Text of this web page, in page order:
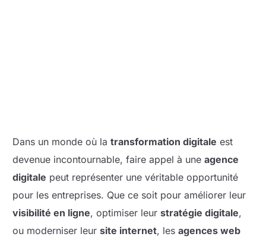
Dans un monde où latransformation digitale est
devenue incontournable, faire appel à uneagence
digitale peut représenter une véritable opportunité
pour les entreprises. Que ce soit pour améliorer leur
visibilité en ligne, optimiser leurstratégie digitale,
ou moderniser leursite internet, lesagences web